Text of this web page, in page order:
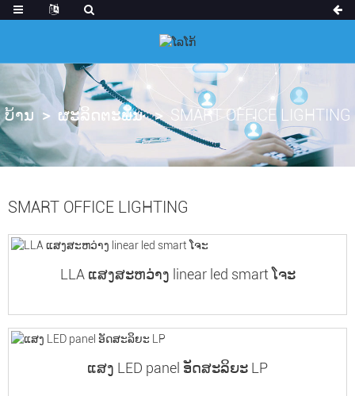
ບ້ານ ຜະລິດຕະພັນ SMART OFFICE LIGHTING
SMART OFFICE LIGHTING
LLA ແສງສະຫວ່າງ linear led smart ໂຈະ
ແສງ LED panel ອັດສະລິຍະ LP